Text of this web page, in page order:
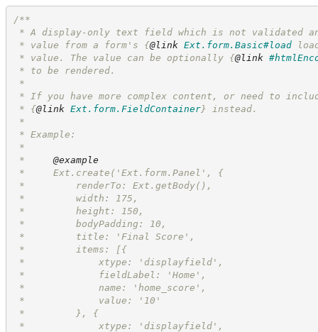
/**
* A display-only text field which is not validated
* value from a form's {@link Ext.form.Basic#load
* value. The value can be optionally {@link
* to be rendered.
*
* If you have more complex content, or need to
* {@link Ext.form.FieldContainer} instead.
*
* Example:
*
* @example
*     Ext.create('Ext.form.Panel', {
*         renderTo: Ext.getBody(),
*         width: 175,
*         height: 150,
*         bodyPadding: 10,
*         title: 'Final Score',
*         items: [{
*             xtype: 'displayfield',
*             fieldLabel: 'Home',
*             name: 'home_score',
*             value: '10'
*         }, {
*             xtype: 'displayfield',